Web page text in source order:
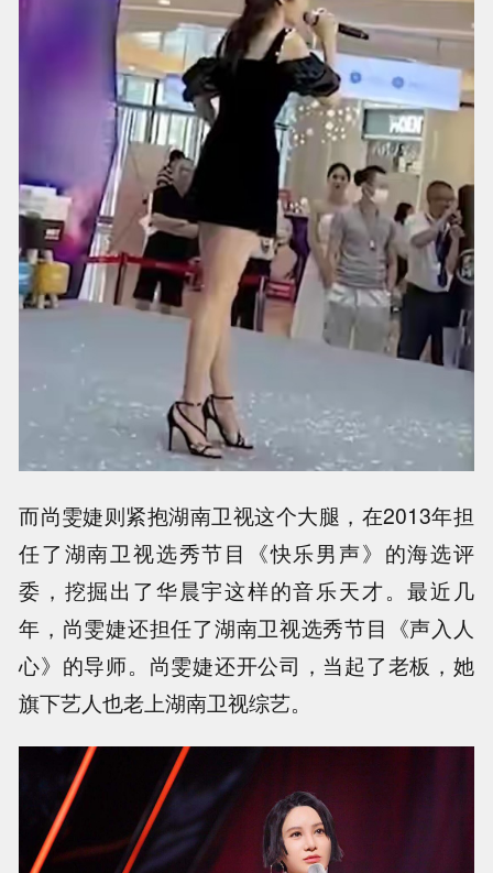
而尚雯婕则紧抱湖南卫视这个大腿，在2013年担
任了湖南卫视选秀节目《快乐男声》的海选评
委，挖掘出了华晨宇这样的音乐天才。最近几
年，尚雯婕还担任了湖南卫视选秀节目《声入人
心》的导师。尚雯婕还开公司，当起了老板，她
旗下艺人也老上湖南卫视综艺。